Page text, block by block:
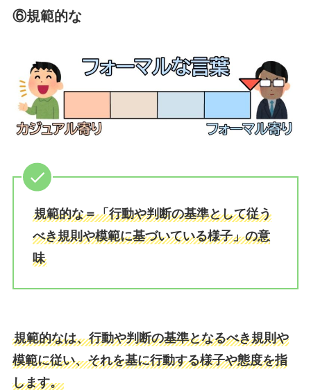
⑥規範的な
規範的な＝「行動や判断の基準として従う
べき規則や模範に基づいている様子」の意
味
規範的なは、行動や判断の基準となるべき規則や
模範に従い、それを基に行動する様子や態度を指
します。